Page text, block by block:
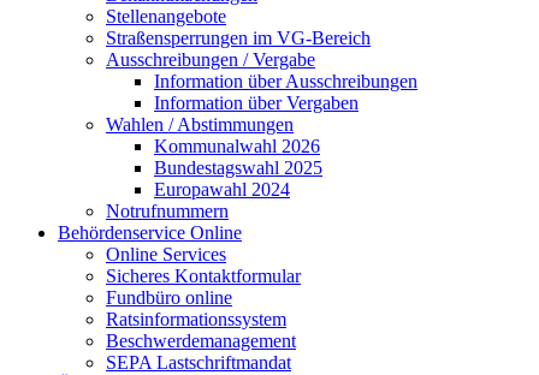
Stellenangebote
Straßensperrungen im VG-Bereich
Ausschreibungen / Vergabe
Information über Ausschreibungen
Information über Vergaben
Wahlen / Abstimmungen
Kommunalwahl 2026
Bundestagswahl 2025
Europawahl 2024
Notrufnummern
Behördenservice Online
Online Services
Sicheres Kontaktformular
Fundbüro online
Ratsinformationssystem
Beschwerdemanagement
SEPA Lastschriftmandat